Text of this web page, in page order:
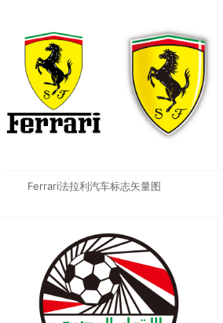
Ferrari法拉利汽车标志矢量图